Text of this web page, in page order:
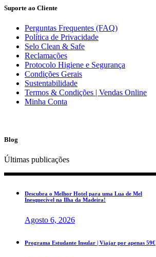
Suporte ao Cliente
Perguntas Frequentes (FAQ)
Política de Privacidade
Selo Clean & Safe
Reclamações
Protocolo Higiene e Segurança
Condições Gerais
Sustentabilidade
Termos & Condições | Vendas Online
Minha Conta
Blog
Últimas publicações
Descubra o Melhor Hotel para uma Lua de Mel
Inesquecível na Ilha da Madeira!
Agosto 6, 2026
Programa Estudante Insular | Viajar por apenas 59€